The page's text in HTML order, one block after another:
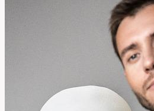
operaci
kyčle:
Nezbytná
pomůcka